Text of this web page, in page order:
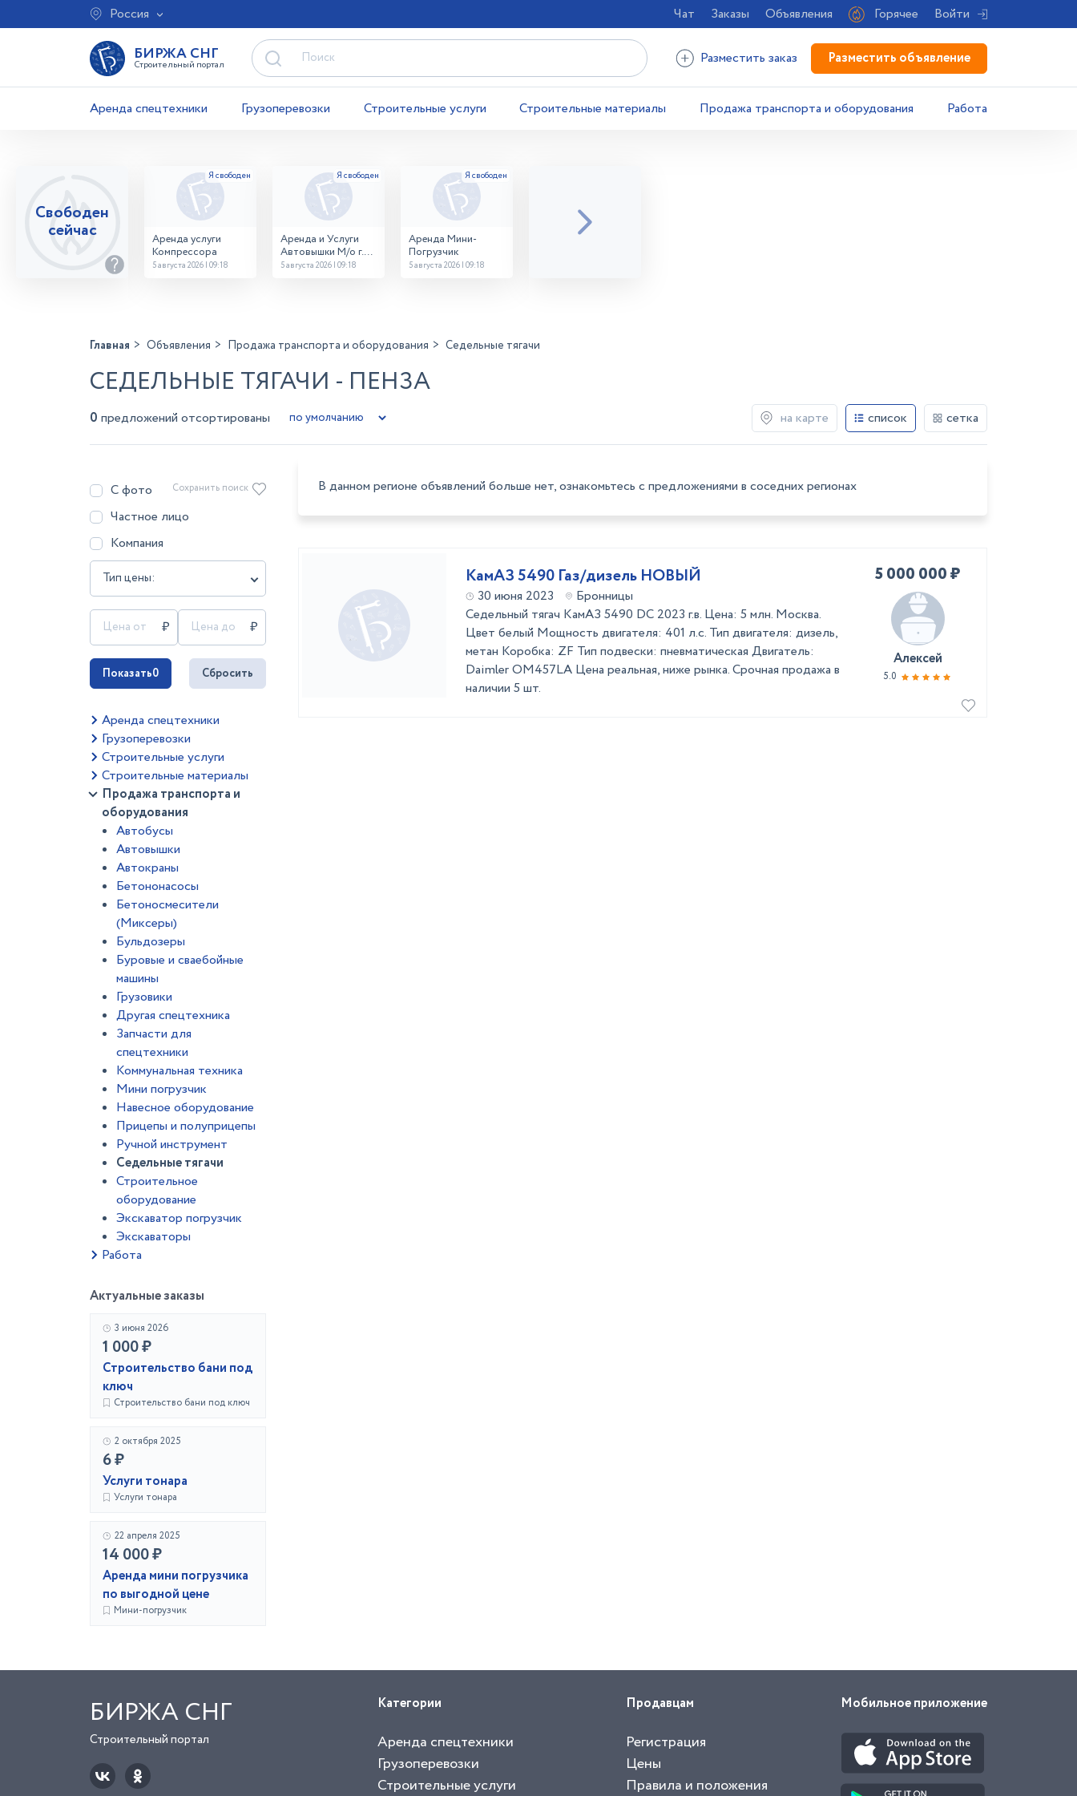
Россия Чат Заказы Объявления Горячее Войти
БИРЖА СНГ
Строительный портал Разместить заказ Разместить объявление
Аренда спецтехники Грузоперевозки Строительные услуги Строительные материалы Продажа транспорта и оборудования Работа
Свободен
сейчас
Аренда услуги
Компрессора
5 августа 2026 | 09:18
Аренда и Услуги
Автовышки М/о г.
Домодедово
5 августа 2026 | 09:18
Аренда Мини-
Погрузчик
5 августа 2026 | 09:18
Главная Объявления Продажа транспорта и оборудования Седельные тягачи
СЕДЕЛЬНЫЕ ТЯГАЧИ - ПЕНЗА
0 предложений отсортированы на карте список сетка
С фото
Частное лицо
Компания
Тип цены:
Сохранить поиск
Показать0 Сбросить
Аренда спецтехники
Грузоперевозки
Строительные услуги
Строительные материалы
Продажа транспорта и
оборудования
Автобусы
Автовышки
Автокраны
Бетононасосы
Бетоносмесители
(Миксеры)
Бульдозеры
Буровые и сваебойные
машины
Грузовики
Другая спецтехника
Запчасти для
спецтехники
Коммунальная техника
Мини погрузчик
Навесное оборудование
Прицепы и полуприцепы
Ручной инструмент
Седельные тягачи
Строительное
оборудование
Экскаватор погрузчик
Экскаваторы
Работа
Актуальные заказы
3 июня 2026
1 000 ₽
Строительство бани под
ключ
Строительство бани под ключ
2 октября 2025
6 ₽
Услуги тонара
Услуги тонара
22 апреля 2025
14 000 ₽
Аренда мини погрузчика
по выгодной цене
Мини-погрузчик
В данном регионе объявлений больше нет, ознакомьтесь с предложениями в соседних регионах
КамАЗ 5490 Газ/дизель НОВЫЙ
30 июня 2023
Бронницы
Седельный тягач КамАЗ 5490 DC 2023 г.в. Цена: 5 млн. Москва.
Цвет белый Мощность двигателя: 401 л.с. Тип двигателя: дизель,
метан Коробка: ZF Тип подвески: пневматическая Двигатель:
Daimler OM457LA Цена реальная, ниже рынка. Срочная продажа в
наличии 5 шт.
5 000 000 ₽
Алексей
5.0
БИРЖА СНГ
Строительный портал
Категории
Аренда спецтехники
Грузоперевозки
Строительные услуги
Продавцам
Регистрация
Цены
Правила и положения
Мобильное приложение